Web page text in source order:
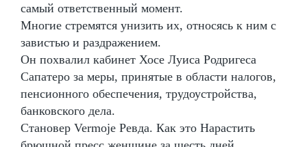
самый ответственный момент.
Многие стремятся унизить их, относясь к ним с
завистью и раздражением.
Он похвалил кабинет Хосе Луиса Родригеса
Сапатеро за меры, принятые в области налогов,
пенсионного обеспечения, трудоустройства,
банковского дела.
Становер Vermoje Ревда. Как это Нарастить